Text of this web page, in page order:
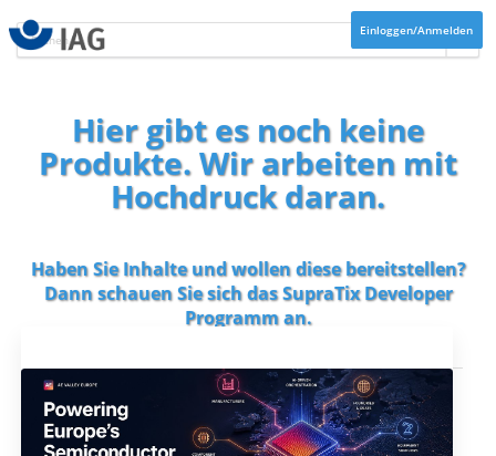
Einloggen/Anmelden
Hier gibt es noch keine
Produkte. Wir arbeiten mit
Hochdruck daran.
Haben Sie Inhalte und wollen diese bereitstellen?
Dann schauen Sie sich dasSupraTix Developer
Programman.